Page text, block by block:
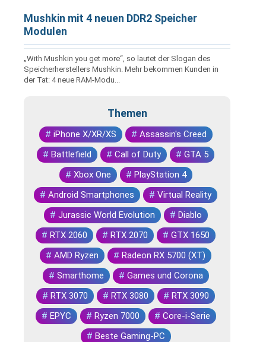
Mushkin mit 4 neuen DDR2 Speicher
Modulen
„With Mushkin you get more“, so lautet der Slogan des
Speicherherstellers Mushkin. Mehr bekommen Kunden in
der Tat: 4 neue RAM-Modu...
Themen
# iPhone X/XR/XS # Assassin's Creed
# Battlefield # Call of Duty # GTA 5
# Xbox One # PlayStation 4
# Android Smartphones # Virtual Reality
# Jurassic World Evolution # Diablo
# RTX 2060 # RTX 2070 # GTX 1650
# AMD Ryzen # Radeon RX 5700 (XT)
# Smarthome # Games und Corona
# RTX 3070 # RTX 3080 # RTX 3090
# EPYC # Ryzen 7000 # Core-i-Serie
# Beste Gaming-PC